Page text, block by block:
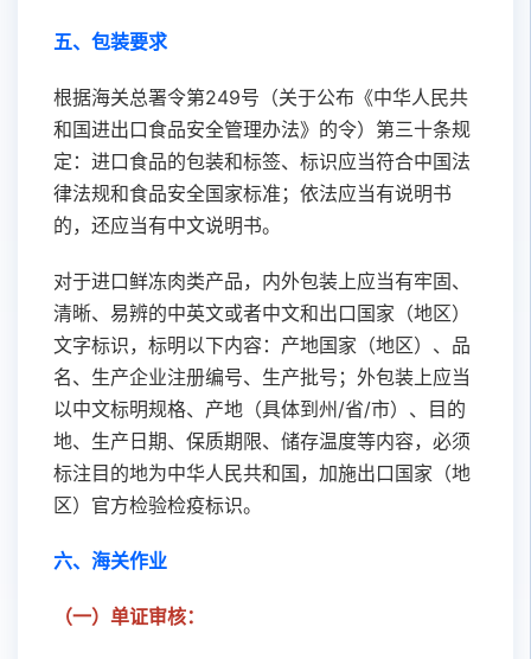
五、 包装要求
根据海关总署令第249号（关于公布《中华人民共
和国进出口食品安全管理办法》的令）第三十条规
定：进口食品的包装和标签、标识应当符合中国法
律法规和食品安全国家标准；依法应当有说明书
的，还应当有中文说明书。
对于进口鲜冻肉类产品，内外包装上应当有牢固、
清晰、易辨的中英文或者中文和出口国家（地区）
文字标识，标明以下内容：产地国家（地区）、品
名、生产企业注册编号、生产批号；外包装上应当
以中文标明规格、产地（具体到州/省/市）、目的
地、生产日期、保质期限、储存温度等内容，必须
标注目的地为中华人民共和国，加施出口国家（地
区）官方检验检疫标识。
六、海关作业
（一）单证审核：